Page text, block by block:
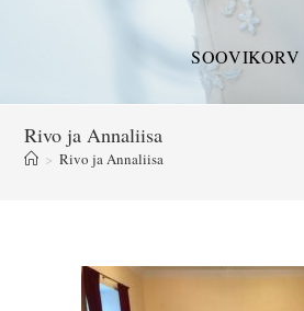
SOOVIKORV
Rivo ja Annaliisa
> Rivo ja Annaliisa